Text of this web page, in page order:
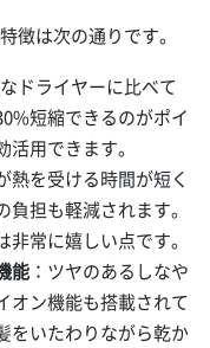
徴は次の通りです。
ドライヤーに比べて
短縮できるのがポイ
用できます。
熱を受ける時間が短く
担も軽減されます。
常に嬉しい点です。
能 ：ツヤのあるしなや
オン機能も搭載されて
をいたわりながら乾か